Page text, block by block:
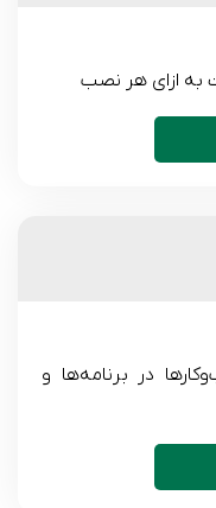
به ازای هر نصب
در برنامه‌ها و